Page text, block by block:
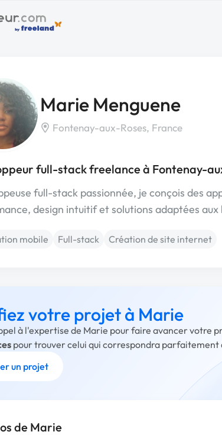
Marie Menguene
Fontenay-aux-Roses, France
full-stack freelance à Fontenay-
full-stack passionnée, je conçois des
design intuitif et solutions adaptées aux
mobile Full-stack Création de site internet
votre projet à Marie
à l'expertise de Marie pour faire avancer votre
pour trouver celui qui correspondra parfaitement
un projet
de Marie